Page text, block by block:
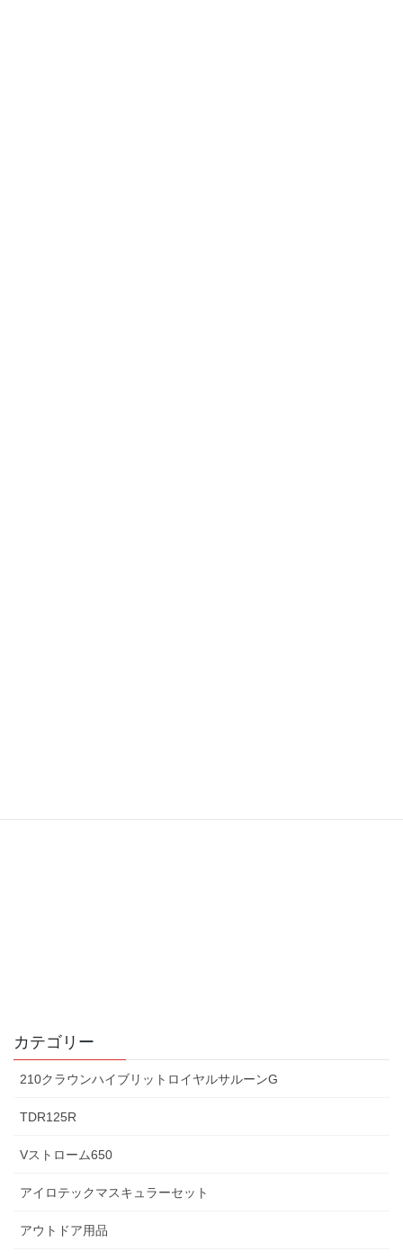
カテゴリー
210クラウンハイブリットロイヤルサルーンG
TDR125R
Vストローム650
アイロテックマスキュラーセット
アウトドア用品